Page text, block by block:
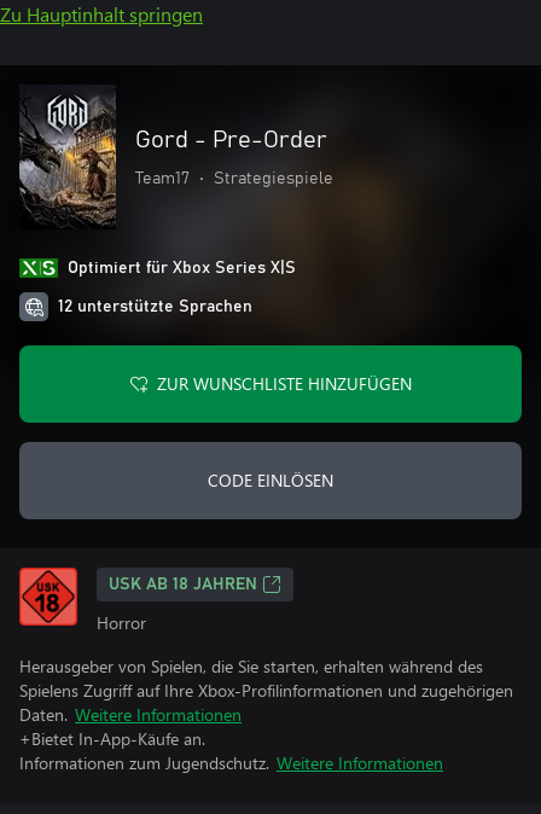
Zu Hauptinhalt springen
Gord - Pre-Order
Team17 • Strategiespiele
Optimiert für Xbox Series X|S
12 unterstützte Sprachen
ZUR WUNSCHLISTE HINZUFÜGEN
CODE EINLÖSEN
USK AB 18 JAHREN
Horror
Herausgeber von Spielen, die Sie starten, erhalten während des
Spielens Zugriff auf Ihre Xbox-Profilinformationen und zugehörigen
Daten. Weitere Informationen
+Bietet In-App-Käufe an.
Informationen zum Jugendschutz. Weitere Informationen